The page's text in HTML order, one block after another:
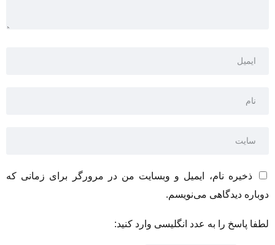
ذخیره نام، ایمیل و وبسایت من در مرورگر برای زمانی که
دوباره دیدگاهی می‌نویسم.
لطفا پاسخ را به عدد انگلیسی وارد کنید: